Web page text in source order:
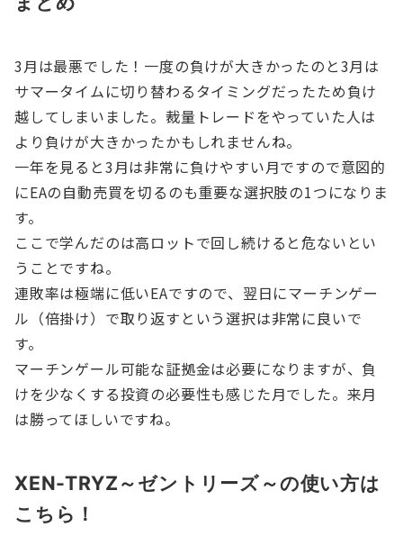
3月は最悪でした！一度の負けが大きかったのと3月は
サマータイムに切り替わるタイミングだったため負け
越してしまいました。裁量トレードをやっていた人は
より負けが大きかったかもしれませんね。
一年を見ると3月は非常に負けやすい月ですので意図的
にEAの自動売買を切るのも重要な選択肢の1つになりま
す。
ここで学んだのは高ロットで回し続けると危ないとい
うことですね。
連敗率は極端に低いEAですので、翌日にマーチンゲー
ル（倍掛け）で取り返すという選択は非常に良いで
す。
マーチンゲール可能な証拠金は必要になりますが、負
けを少なくする投資の必要性も感じた月でした。来月
は勝ってほしいですね。
XEN-TRYZ～ゼントリーズ～の使い方は
こちら！